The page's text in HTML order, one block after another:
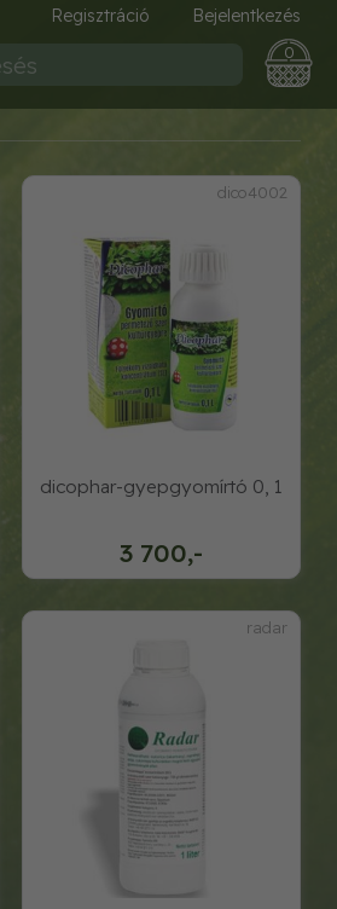
Regisztráció Bejelentkezés
0
dico4002
3 700,-
dicophar-gyepgyomírtó 0, 1
radar